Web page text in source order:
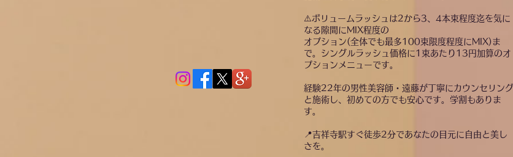
⚠️ボリュームラッシュは2から3、4本束程度迄を気に
なる隙間にMIX程度の
オプション(全体でも最多100束限度程度にMIX)ま
で。シングルラッシュ価格に1束あたり13円加算のオ
プションメニューです。
経験22年の男性美容師・遠藤が丁寧にカウンセリング
と施術し、初めての方でも安心です。学割もありま
す。
📍吉祥寺駅すぐ徒歩2分であなたの目元に自由と美し
さを。